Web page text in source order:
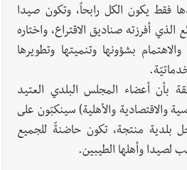
فقط يكون الكل رابحاً، وتكون صيدا
الذي أفرزته صناديق الاقتراع، واختاره
والاهتمام بشؤونها وتنميتها وتطويرها
بأن أعضاء المجلس البلدي العتيد
والاقتصادية والأهلية) سينكبّون على
بلدية منتجة، تكون حاضنةً للجميع
وأهلها الطيبين.